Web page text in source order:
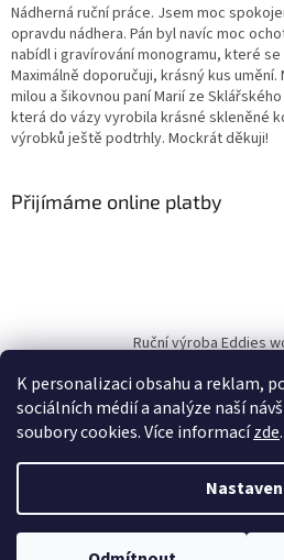
K personalizaci obsahu a reklam,
sociálních médií a analýze naší
soubory cookies. Více informacízde.
Nádherná ruční práce. Jsem moc
opravdu nádhera. Pán byl navíc moc
nabídl i gravírování monogramu, které
Maximálně doporučuji, krásný kus
milou a šikovnou paní Marií ze
která do vázy vyrobila krásné skleněné
výrobků ještě podtrhly. Mockrát děkuji!
Přijímáme online platby
Ruční výroba Eddies
Nastavil tým
Copyright 2026Eddies-